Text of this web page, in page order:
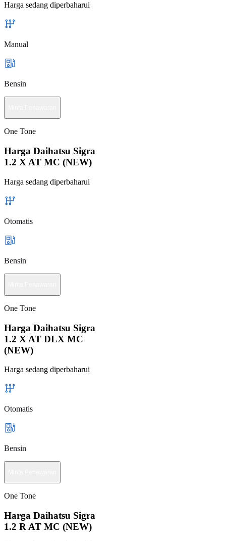
Harga sedang diperbaharui
Manual
Bensin
One Tone
Harga Daihatsu Sigra
1.2 X AT MC (NEW)
Harga sedang diperbaharui
Otomatis
Bensin
One Tone
Harga Daihatsu Sigra
1.2 X AT DLX MC
(NEW)
Harga sedang diperbaharui
Otomatis
Bensin
One Tone
Harga Daihatsu Sigra
1.2 R AT MC (NEW)